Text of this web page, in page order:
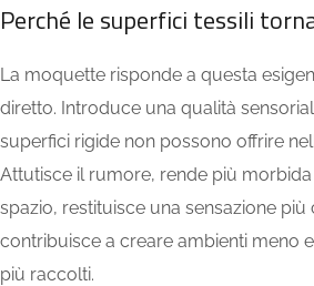
Perché le superfici tessili
La moquette risponde a questa
diretto. Introduce una qualità
superfici rigide non possono offrire
Attutisce il rumore, rende più
spazio, restituisce una sensazione più
contribuisce a creare ambienti meno
più raccolti.